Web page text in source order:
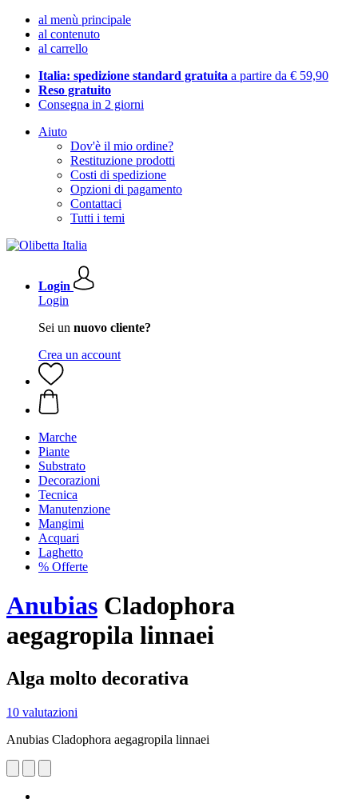
al menù principale
al contenuto
al carrello
Italia: spedizione standard gratuita a partire da € 59,90
Reso gratuito
Consegna in 2 giorni
Aiuto
Dov'è il mio ordine?
Restituzione prodotti
Costi di spedizione
Opzioni di pagamento
Contattaci
Tutti i temi
Login
Login
Sei un nuovo cliente?
Crea un account
Marche
Piante
Substrato
Decorazioni
Tecnica
Manutenzione
Mangimi
Acquari
Laghetto
% Offerte
Anubias Cladophora
aegagropila linnaei
Alga molto decorativa
10 valutazioni
Anubias Cladophora aegagropila linnaei